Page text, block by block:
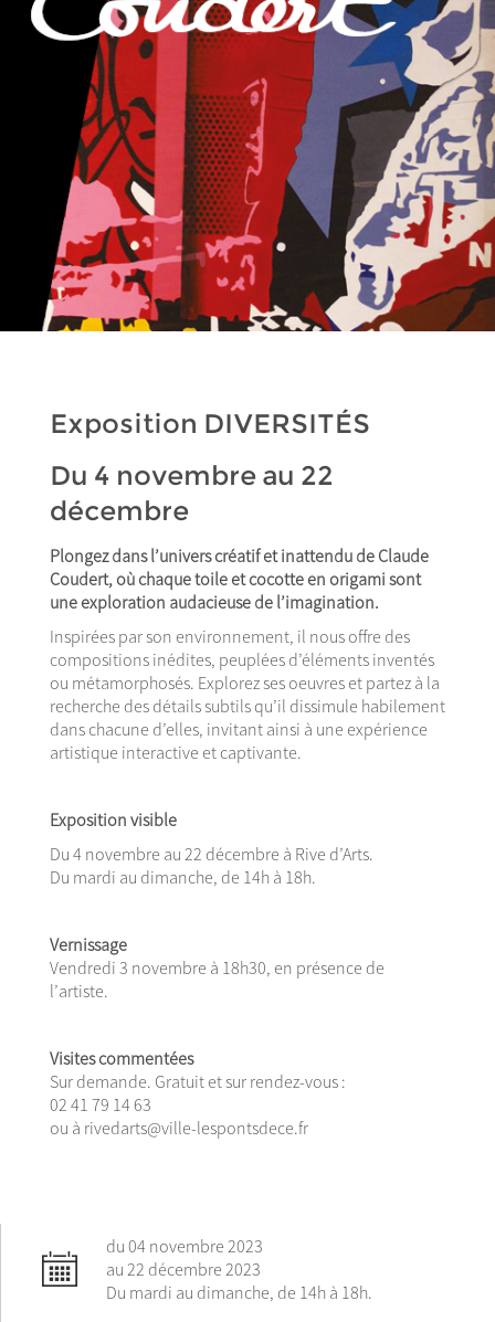
Exposition DIVERSITÉS
Du 4 novembre au 22
décembre
Plongez dans l’univers créatif et inattendu de Claude
Coudert, où chaque toile et cocotte en origami sont
une exploration audacieuse de l’imagination.
Inspirées par son environnement, il nous offre des
compositions inédites, peuplées d’éléments inventés
ou métamorphosés. Explorez ses oeuvres et partez à la
recherche des détails subtils qu’il dissimule habilement
dans chacune d’elles, invitant ainsi à une expérience
artistique interactive et captivante.
Exposition visible
Du 4 novembre au 22 décembre à Rive d’Arts.
Du mardi au dimanche, de 14h à 18h.
Vernissage
Vendredi 3 novembre à 18h30, en présence de
l’artiste.
Visites commentées
Sur demande. Gratuit et sur rendez-vous :
02 41 79 14 63
ou à rivedarts@ville-lespontsdece.fr
du 04 novembre 2023
au 22 décembre 2023
Du mardi au dimanche, de 14h à 18h.